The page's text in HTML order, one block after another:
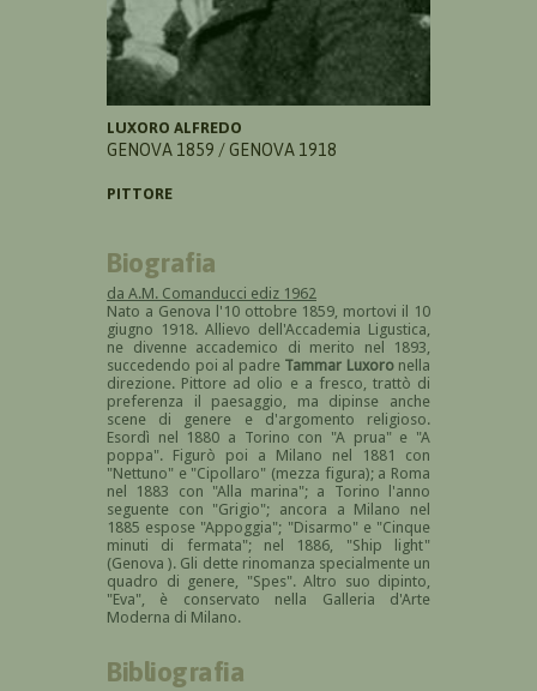
LUXORO ALFREDO
GENOVA 1859 / GENOVA 1918
PITTORE
Biografia
da A.M. Comanducci ediz 1962
Nato a Genova l'10 ottobre 1859, mortovi il 10
giugno 1918. Allievo dell'Accademia Ligustica,
ne divenne accademico di merito nel 1893,
succedendo poi al padre Tammar Luxoronella
direzione. Pittore ad olio e a fresco, trattò di
preferenza il paesaggio, ma dipinse anche
scene di genere e d'argomento religioso.
Esordì nel 1880 a Torino con "A prua" e "A
poppa". Figurò poi a Milano nel 1881 con
"Nettuno" e "Cipollaro" (mezza figura); a Roma
nel 1883 con "Alla marina"; a Torino l'anno
seguente con "Grigio"; ancora a Milano nel
1885 espose "Appoggia"; "Disarmo" e "Cinque
minuti di fermata"; nel 1886, "Ship light"
(Genova ). Gli dette rinomanza specialmente un
quadro di genere, "Spes". Altro suo dipinto,
"Eva", è conservato nella Galleria d'Arte
Moderna di Milano.
Bibliografia